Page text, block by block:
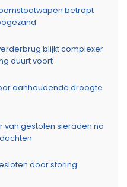
betrapt
blijkt complexer
duurt voort
aanhoudende droogte
van gestolen sieraden na
door storing